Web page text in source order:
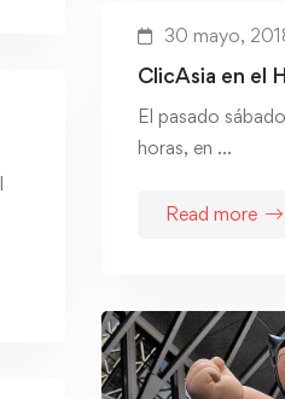
30 mayo,
ClicAsia en el
El pasado
horas, en …
Read more